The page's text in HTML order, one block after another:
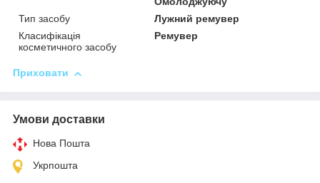
Тип засобу
Лужний ремувер
Класифікація
косметичного засобу
Ремувер
Приховати
Умови доставки
Нова Пошта
Укрпошта